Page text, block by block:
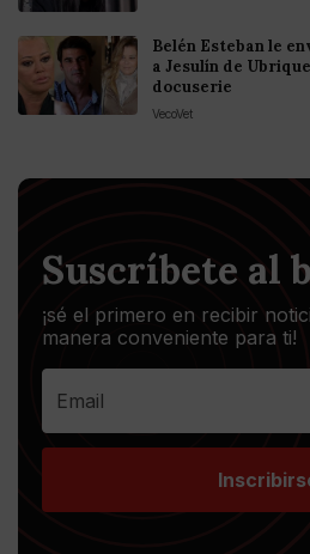
Belén Esteban le
a Jesulín de
docuserie
VecoVet
Suscríbete al
¡sé el primero en recibir
manera conveniente para ti!